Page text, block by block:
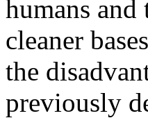
humans
cleaner
the
previously